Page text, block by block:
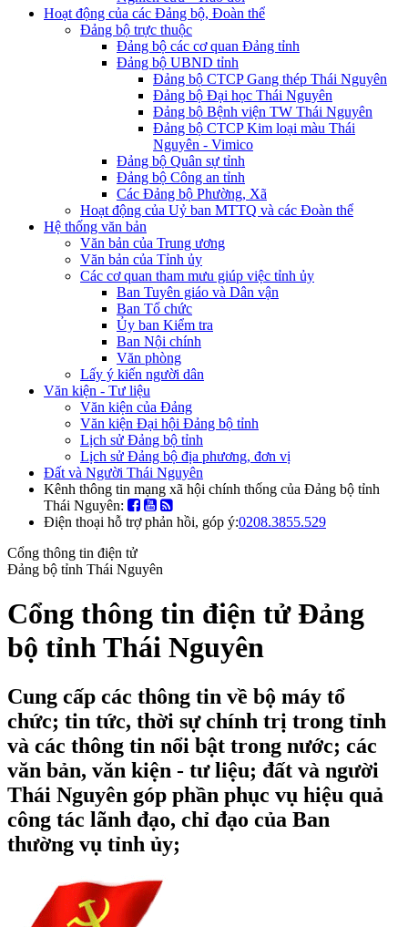
Hoạt động của các Đảng bộ, Đoàn thể
Đảng bộ trực thuộc
Đảng bộ các cơ quan Đảng tỉnh
Đảng bộ UBND tỉnh
Đảng bộ CTCP Gang thép Thái Nguyên
Đảng bộ Đại học Thái Nguyên
Đảng bộ Bệnh viện TW Thái Nguyên
Đảng bộ CTCP Kim loại màu Thái
Nguyên - Vimico
Đảng bộ Quân sự tỉnh
Đảng bộ Công an tỉnh
Các Đảng bộ Phường, Xã
Hoạt động của Uỷ ban MTTQ và các Đoàn thể
Hệ thống văn bản
Văn bản của Trung ương
Văn bản của Tỉnh ủy
Các cơ quan tham mưu giúp việc tỉnh ủy
Ban Tuyên giáo và Dân vận
Ban Tổ chức
Ủy ban Kiểm tra
Ban Nội chính
Văn phòng
Lấy ý kiến người dân
Văn kiện - Tư liệu
Văn kiện của Đảng
Văn kiện Đại hội Đảng bộ tỉnh
Lịch sử Đảng bộ tỉnh
Lịch sử Đảng bộ địa phương, đơn vị
Đất và Người Thái Nguyên
Kênh thông tin mạng xã hội chính thống của Đảng bộ tỉnh
Thái Nguyên:
Điện thoại hỗ trợ phản hồi, góp ý:0208.3855.529
Cổng thông tin điện tử
Đảng bộ tỉnh Thái Nguyên
Cổng thông tin điện tử Đảng
bộ tỉnh Thái Nguyên
Cung cấp các thông tin về bộ máy tổ
chức; tin tức, thời sự chính trị trong tỉnh
và các thông tin nổi bật trong nước; các
văn bản, văn kiện - tư liệu; đất và người
Thái Nguyên góp phần phục vụ hiệu quả
công tác lãnh đạo, chỉ đạo của Ban
thường vụ tỉnh ủy;